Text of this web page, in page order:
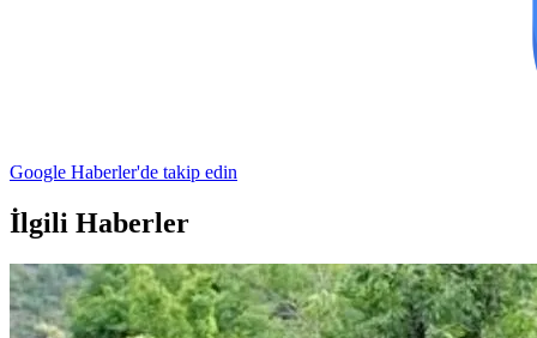
Google Haberler'de takip edin
İlgili Haberler